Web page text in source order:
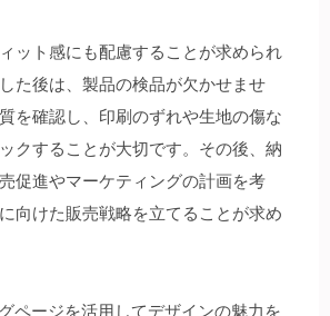
ット感にも配慮することが求められ
た後は、製品の検品が欠かせませ
を確認し、印刷のずれや生地の傷な
クすることが大切です。その後、納
促進やマーケティングの計画を考
向けた販売戦略を立てることが求め
ページを活用してデザインの魅力を